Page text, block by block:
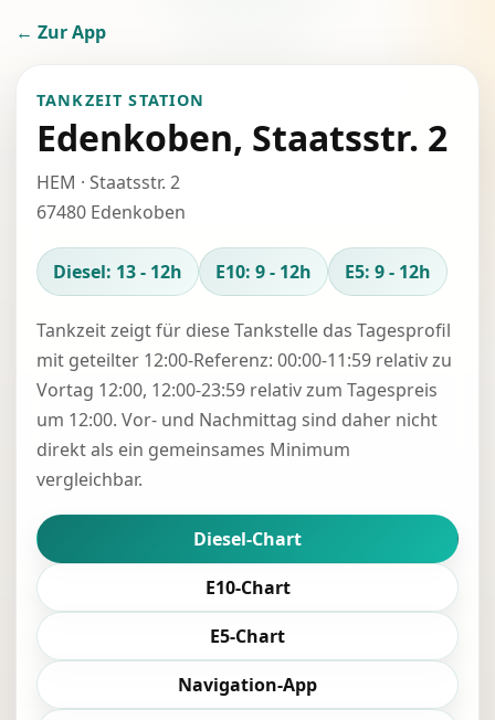
← Zur App
TANKZEIT STATION
Edenkoben, Staatsstr. 2
HEM · Staatsstr. 2
67480 Edenkoben
Diesel: 13 - 12h E10: 9 - 12h E5: 9 - 12h
Tankzeit zeigt für diese Tankstelle das Tagesprofil
mit geteilter 12:00-Referenz: 00:00-11:59 relativ zu
Vortag 12:00, 12:00-23:59 relativ zum Tagespreis
um 12:00. Vor- und Nachmittag sind daher nicht
direkt als ein gemeinsames Minimum
vergleichbar.
Diesel-Chart
E10-Chart
E5-Chart
Navigation-App